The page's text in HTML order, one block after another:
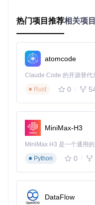
错误率从38%降至0.7%
libwdi的静默安装技术突
_install_driver函数
信任（如同预约挂号），
验证场景：从实验
工业检测设备的72小时压
某半导体检测设备厂商
达17种VID/PID组合、需
单次部署设备量超200台
热门项目推荐相关项
atomcode
Rust
0
MiniMax-H3
Python
0
DataFlow